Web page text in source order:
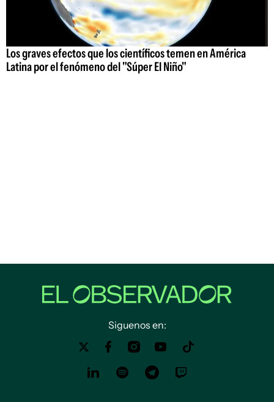
Los graves efectos que los científicos temen en América
Latina por el fenómeno del "Súper El Niño"
Siguenos en: